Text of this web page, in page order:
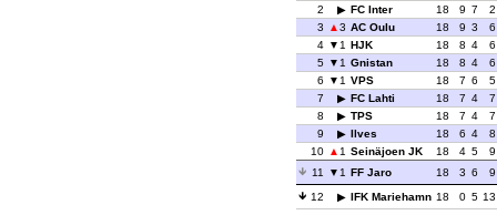
2
FC Inter 18 9 7
2
3
3 AC Oulu 18 9 3
6
4
1 HJK 18 8 4
6
5
1 Gnistan 18 8 4
6
6
1 VPS 18 7 6
5
7
FC Lahti 18 7 4
7
8
TPS 18 7 4
7
9
Ilves 18 6 4
8
10
1 Seinäjoen JK 18 4 5
9
11
1 FF Jaro 18 3 6
9
12
IFK Mariehamn 18 0 5 13